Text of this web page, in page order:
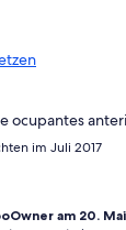
ocupantes
im Juli 2017
am 20.